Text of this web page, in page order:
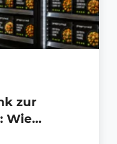
zur
Wie
LEH